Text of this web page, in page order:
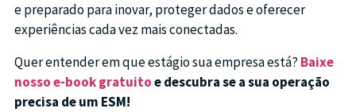
e preparado para inovar, proteger dados e oferecer
experiências cada vez mais conectadas.
Quer entender em que estágio sua empresa está? Baixe
nosso e-book gratuitoe descubra se a sua operação
precisa de um ESM!